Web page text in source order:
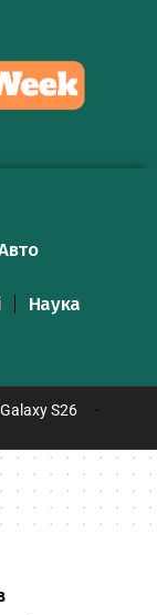
Наука
S26